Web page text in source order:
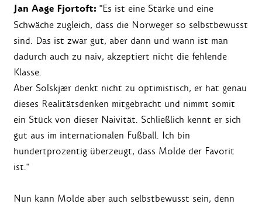
Jan Aage Fjortoft: "Es ist eine Stärke und eine
Schwäche zugleich, dass die Norweger so selbstbewusst
sind. Das ist zwar gut, aber dann und wann ist man
dadurch auch zu naiv, akzeptiert nicht die fehlende
Klasse.
Aber Solskjær denkt nicht zu optimistisch, er hat genau
dieses Realitätsdenken mitgebracht und nimmt somit
ein Stück von dieser Naivität. Schließlich kennt er sich
gut aus im internationalen Fußball. Ich bin
hundertprozentig überzeugt, dass Molde der Favorit
ist."
Nun kann Molde aber auch selbstbewusst sein, denn